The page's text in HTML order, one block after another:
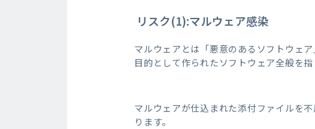
リスク(1):マルウェア感染
マルウェアとは「悪意のあるソフトウェ
目的として作られたソフトウェア全般を指
マルウェアが仕込まれた添付ファイルを
ります。